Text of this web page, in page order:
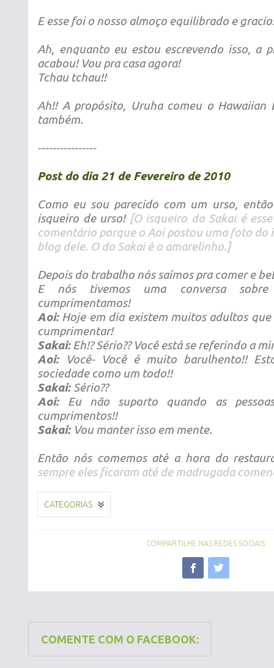
E esse foi o nosso almoço equilibrado e
Ah, enquanto eu estou escrevendo isso, a
acabou! Vou pra casa agora!
Tchau tchau!!
Ah!! A propósito, Uruha comeu o Hawaiian
também.
----------------
Post do dia 21 de Fevereiro de 2010
Como eu sou parecido com um urso,
isqueiro de urso! [O isqueiro do Sakai é
comentário porque o Aoi postou uma foto do
blog dele. O do Sakai é o amarelinho.]
Depois do trabalho nós saímos pra comer e
E nós tivemos uma conversa
cumprimentamos!
Aoi:Hoje em dia existem muitos adultos que
cumprimentar!
Sakai:Eh!? Sério?? Você está se referindo a
Aoi:
Você- Você é muito barulhento!!
sociedade como um todo!!
Sakai: Sério??
Aoi: Eu não suporto quando as
cumprimentos!!
Sakai: Vou manter isso em mente.
Então nós comemos até a hora do
sempre eles ficaram até de madrugada
CATEGORIAS
COMPARTILHE NAS REDES SOCIAIS
COMENTE COM O FACEBOOK: